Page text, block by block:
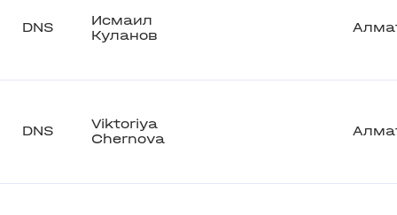
DNS
Исмаил
Куланов
DNS
Viktoriya
Chernova